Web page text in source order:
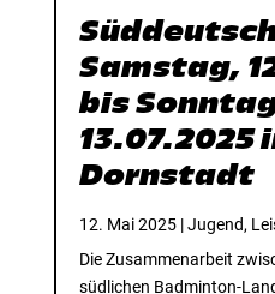
Samstag,
bis
13.07.2025
Dornstadt
12. Mai 2025|Jugend,
Die Zusammenarbeit
südlichen Badminton-